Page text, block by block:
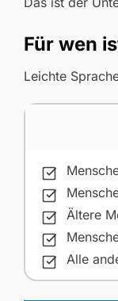
Für wen
Leichte
Ältere
Alle